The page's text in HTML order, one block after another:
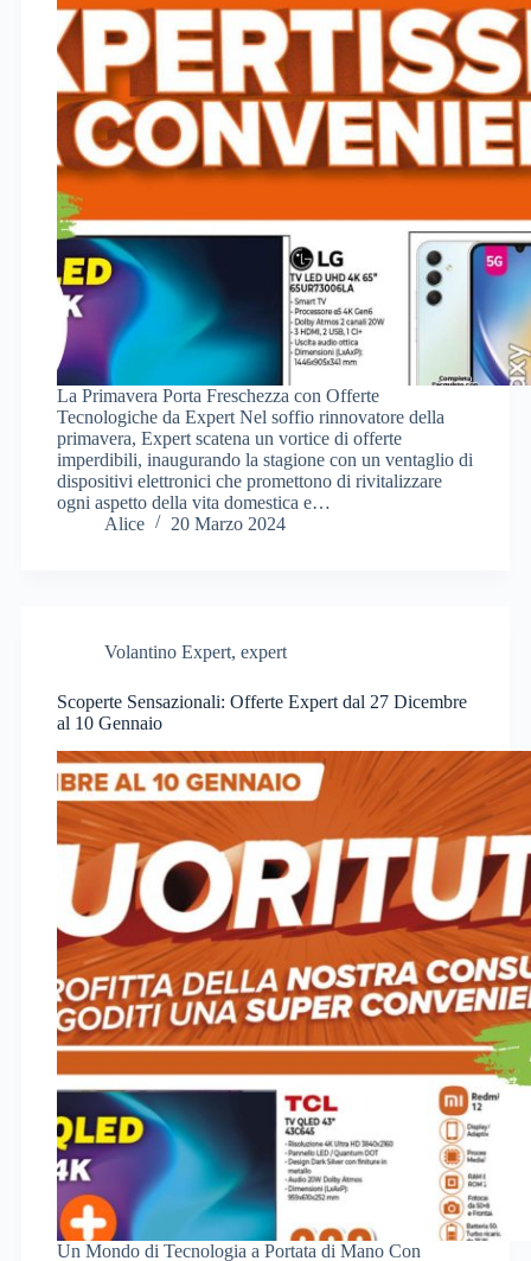
La Primavera Porta Freschezza con Offerte
Tecnologiche da Expert Nel soffio rinnovatore della
primavera, Expert scatena un vortice di offerte
imperdibili, inaugurando la stagione con un ventaglio di
dispositivi elettronici che promettono di rivitalizzare
ogni aspetto della vita domestica e…
Alice
20 Marzo 2024
Volantino Expert, expert
Scoperte Sensazionali: Offerte Expert dal 27 Dicembre
al 10 Gennaio
Un Mondo di Tecnologia a Portata di Mano Con